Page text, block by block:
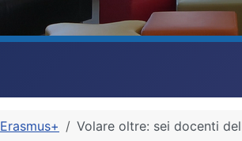
Erasmus+ Volare oltre: sei docenti